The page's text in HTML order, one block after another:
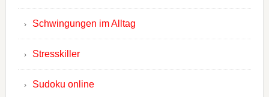
Schwingungen im Alltag
Stresskiller
Sudoku online